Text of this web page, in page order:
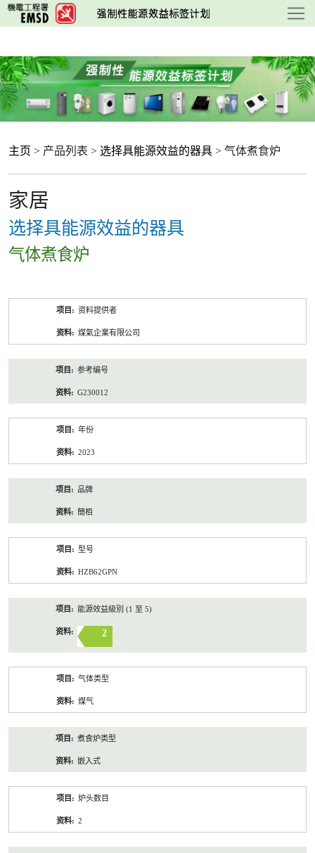
跳
至
要
内
容
主页 > 产品列表 > 选择具能源效益的器具 > 气体煮食炉
家居
选择具能源效益的器具
气体煮食炉
资料提供者
煤氣企業有限公司
参考编号
G230012
年份
2023
品牌
簡栢
型号
HZB62GPN
能源效益級別 (1 至 5)
2
气体类型
煤气
煮食炉类型
嵌入式
炉头数目
2